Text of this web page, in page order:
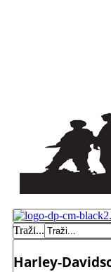
Traži...
Harley-